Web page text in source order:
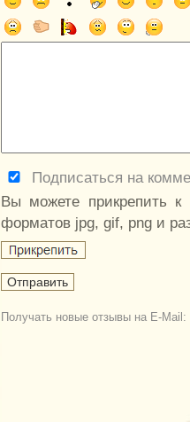
Подписаться на
Вы можете прикрепить
форматов jpg, gif, png и
Получать новые отзывы на E-Mail: